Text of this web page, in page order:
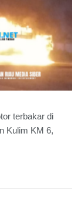
terbakar di
Kulim KM 6,